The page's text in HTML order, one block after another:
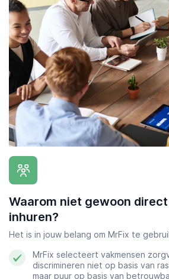
Waarom niet gewoon
inhuren?
Het is in jouw belang om MrFix te
MrFix selecteert vakmensen
discrimineren niet op basis van
maar puur op basis van